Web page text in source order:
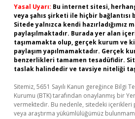
Yasal Uyarı: Bu internet sitesi,
veya şahıs şirketi ile hiçbir bağlantısı
Sitede yalnızca kendi hazırladığımız
paylaşılmaktadır. Burada yer alan
taşımamakta olup, gerçek kurum ve
paylaşım yapılmamaktadır. Gerçek
benzerlikleri tamamen tesadüfidir.
taslak halindedir ve tavsiye niteliği
Sitemiz, 5651 Sayılı Kanun gereğince Bilgi
Kurumu (BTK) tarafından onaylanmış bir
vermektedir. Bu nedenle, sitedeki
veya araştırma yükümlülüğümüz